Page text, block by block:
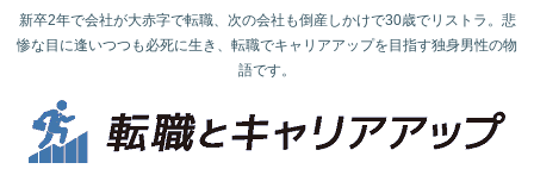
新卒2年で会社が大赤字で転職、次の会社も倒産しかけで30歳でリストラ。悲
惨な目に逢いつつも必死に生き、転職でキャリアアップを目指す独身男性の物
語です。